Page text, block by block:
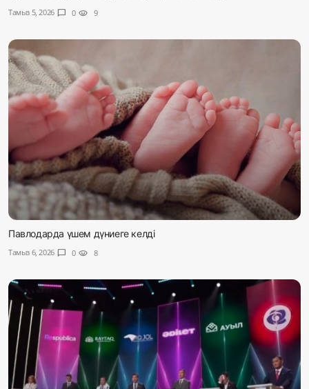
Тамыз 5, 2026 chat_bubble 0 visibility 9
Павлодарда үшем дүниеге келді
Тамыз 6, 2026 chat_bubble 0 visibility 8